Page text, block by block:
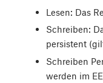
Lesen: Das
Schreiben:
persistent
Schreiben
werden im